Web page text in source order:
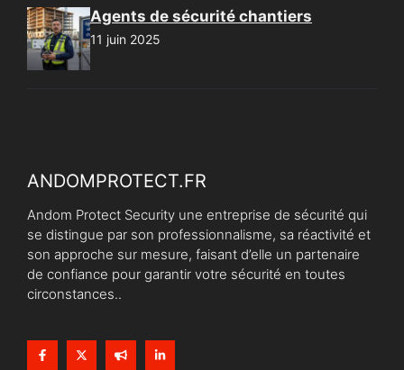
Agents de sécurité chantiers
11 juin 2025
ANDOMPROTECT.FR
Andom Protect Security une entreprise de sécurité qui
se distingue par son professionnalisme, sa réactivité et
son approche sur mesure, faisant d’elle un partenaire
de confiance pour garantir votre sécurité en toutes
circonstances..